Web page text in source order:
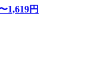
1,619円